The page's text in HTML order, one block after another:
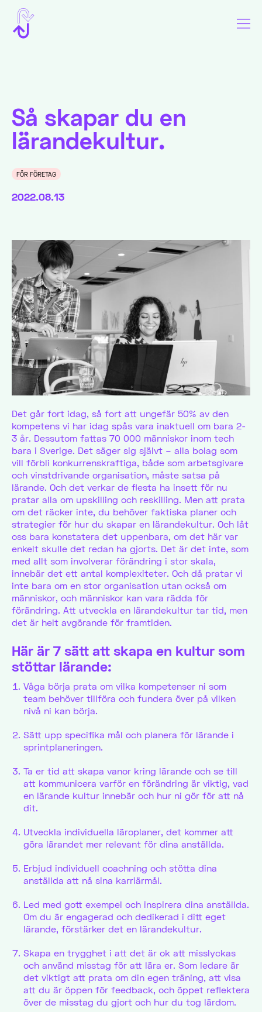
Så skapar du en
lärandekultur.
FÖR FÖRETAG
2022.08.13
Det går fort idag, så fort att ungefär 50% av den
kompetens vi har idag spås vara inaktuell om bara 2-
3 år. Dessutom fattas 70 000 människor inom tech
bara i Sverige. Det säger sig självt – alla bolag som
vill förbli konkurrenskraftiga, både som arbetsgivare
och vinstdrivande organisation, måste satsa på
lärande. Och det verkar de flesta ha insett för nu
pratar alla om upskilling och reskilling. Men att prata
om det räcker inte, du behöver faktiska planer och
strategier för hur du skapar en lärandekultur. Och låt
oss bara konstatera det uppenbara, om det här var
enkelt skulle det redan ha gjorts. Det är det inte, som
med allt som involverar förändring i stor skala,
innebär det ett antal komplexiteter. Och då pratar vi
inte bara om en stor organisation utan också om
människor, och människor kan vara rädda för
förändring. Att utveckla en lärandekultur tar tid, men
det är helt avgörande för framtiden.
Här är 7 sätt att skapa en kultur som
stöttar lärande:
Våga börja prata om vilka kompetenser ni som
team behöver tillföra och fundera över på vilken
nivå ni kan börja.
Sätt upp specifika mål och planera för lärande i
sprintplaneringen.
Ta er tid att skapa vanor kring lärande och se till
att kommunicera varför en förändring är viktig, vad
en lärande kultur innebär och hur ni gör för att nå
dit.
Utveckla individuella läroplaner, det kommer att
göra lärandet mer relevant för dina anställda.
Erbjud individuell coachning och stötta dina
anställda att nå sina karriärmål.
Led med gott exempel och inspirera dina anställda.
Om du är engagerad och dedikerad i ditt eget
lärande, förstärker det en lärandekultur.
Skapa en trygghet i att det är ok att misslyckas
och använd misstag för att lära er. Som ledare är
det viktigt att prata om din egen träning, att visa
att du är öppen för feedback, och öppet reflektera
över de misstag du gjort och hur du tog lärdom.